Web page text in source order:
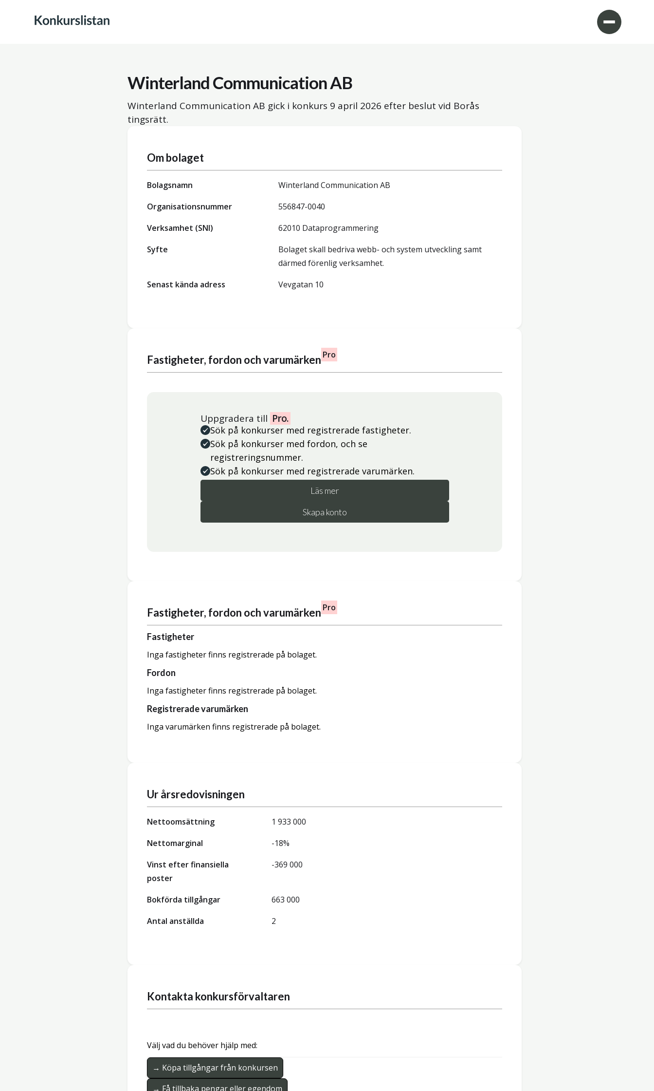
Winterland Communication AB
Winterland Communication AB gick i konkurs 9 april 2026 efter beslut vid Borås
tingsrätt.
Om bolaget
Bolagsnamn
Winterland Communication AB
Organisationsnummer
556847-0040
Verksamhet (SNI)
62010 Dataprogrammering
Syfte
Bolaget skall bedriva webb- och system utveckling samt
därmed förenlig verksamhet.
Senast kända adress
Vevgatan 10
Fastigheter, fordon och varumärken Pro
Uppgradera till Pro.
Sök på konkurser med registrerade fastigheter.
Sök på konkurser med fordon, och se
registreringsnummer.
Sök på konkurser med registrerade varumärken.
Läs mer
Skapa konto
Fastigheter, fordon och varumärken Pro
Fastigheter
Inga fastigheter finns registrerade på bolaget.
Fordon
Inga fastigheter finns registrerade på bolaget.
Registrerade varumärken
Inga varumärken finns registrerade på bolaget.
Ur årsredovisningen
Nettoomsättning
1 933 000
Nettomarginal
-18%
Vinst efter finansiella
poster
-369 000
Bokförda tillgångar
663 000
Antal anställda
2
Kontakta konkursförvaltaren
Välj vad du behöver hjälp med:
→ Köpa tillgångar från konkursen
→ Få tillbaka pengar eller egendom